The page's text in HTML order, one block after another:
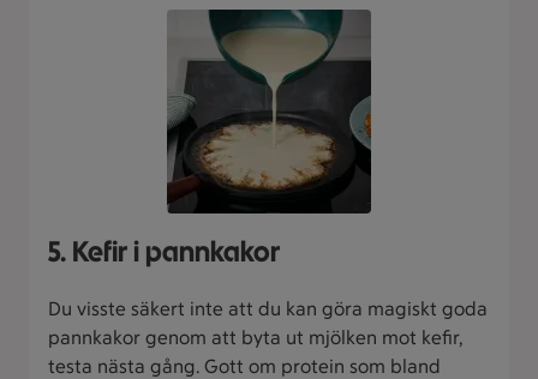
5. Kefir i pannkakor
Du visste säkert inte att du kan göra magiskt goda
pannkakor genom att byta ut mjölken mot kefir,
testa nästa gång. Gott om protein som bland